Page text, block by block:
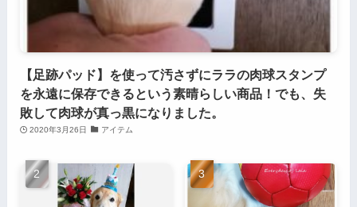
【足跡パッド】を使って汚さずにララの肉球スタンプ
を永遠に保存できるという素晴らしい商品！でも、失
敗して肉球が真っ黒になりました。
2020年3月26日 アイテム